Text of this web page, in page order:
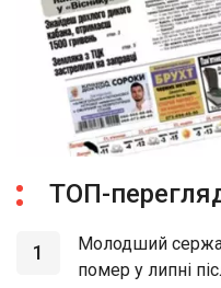
ТОП-
1
Молодший
помер у липні